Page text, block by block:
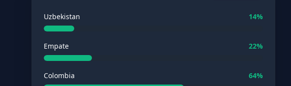
Uzbekistan 14%
Empate 22%
Colombia 64%